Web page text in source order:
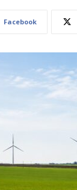
Facebook